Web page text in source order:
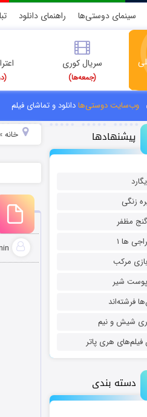
سینمای دوستی‌ها راهنمای دانلود
سریال کوری
(جمعه‌ها)
وب‌سایت دوستی‌هادانلود و تماشای فیلم
پیشنهادها
زنگی
مظفر
ها ۱
مرکب
شیر
فرشته‌اند
شیش و نیم
هری پاتر
دسته بندی
خانه